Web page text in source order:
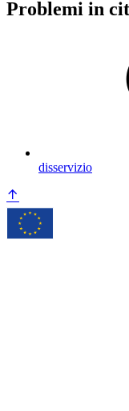
Problemi in
disservizio